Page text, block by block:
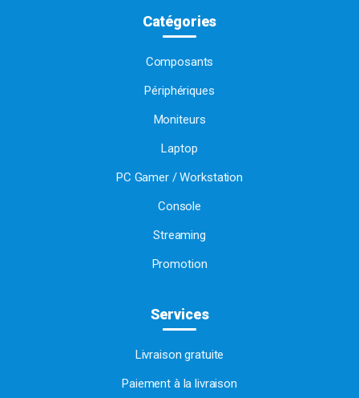
Catégories
Composants
Périphériques
Moniteurs
Laptop
PC Gamer / Workstation
Console
Streaming
Promotion
Services
Livraison gratuite
Paiement à la livraison